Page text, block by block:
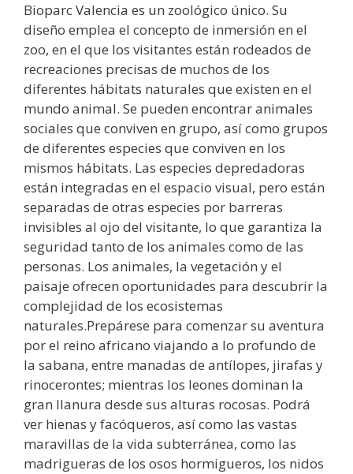
Bioparc Valencia es un zoológico único. Su
diseño emplea el concepto de inmersión en el
zoo, en el que los visitantes están rodeados de
recreaciones precisas de muchos de los
diferentes hábitats naturales que existen en el
mundo animal. Se pueden encontrar animales
sociales que conviven en grupo, así como grupos
de diferentes especies que conviven en los
mismos hábitats. Las especies depredadoras
están integradas en el espacio visual, pero están
separadas de otras especies por barreras
invisibles al ojo del visitante, lo que garantiza la
seguridad tanto de los animales como de las
personas. Los animales, la vegetación y el
paisaje ofrecen oportunidades para descubrir la
complejidad de los ecosistemas
naturales.Prepárese para comenzar su aventura
por el reino africano viajando a lo profundo de
la sabana, entre manadas de antílopes, jirafas y
rinocerontes; mientras los leones dominan la
gran llanura desde sus alturas rocosas. Podrá
ver hienas y facóqueros, así como las vastas
maravillas de la vida subterránea, como las
madrigueras de los osos hormigueros, los nidos